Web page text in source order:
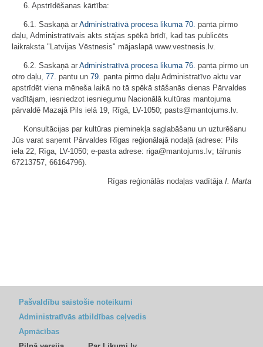
6. Apstrīdēšanas kārtība:
6.1. Saskaņā ar Administratīvā procesa likuma 70. panta pirmo
daļu, Administratīvais akts stājas spēkā brīdī, kad tas publicēts
laikraksta "Latvijas Vēstnesis" mājaslapā www.vestnesis.lv.
6.2. Saskaņā ar Administratīvā procesa likuma 76. panta pirmo un
otro daļu, 77. pantu un 79. panta pirmo daļu Administratīvo aktu var
apstrīdēt viena mēneša laikā no tā spēkā stāšanās dienas Pārvaldes
vadītājam, iesniedzot iesniegumu Nacionālā kultūras mantojuma
pārvaldē Mazajā Pils ielā 19, Rīgā, LV-1050; pasts@mantojums.lv.
Konsultācijas par kultūras pieminekļa saglabāšanu un uzturēšanu
Jūs varat saņemt Pārvaldes Rīgas reģionālajā nodaļā (adrese: Pils
iela 22, Rīga, LV-1050; e-pasta adrese: riga@mantojums.lv; tālrunis
67213757, 66164796).
Rīgas reģionālās nodaļas vadītāja I. Marta
Pašvaldību saistošie noteikumi
Administratīvās atbildības ceļvedis
Apmācības